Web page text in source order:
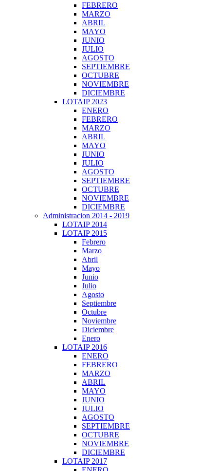
FEBRERO
MARZO
ABRIL
MAYO
JUNIO
JULIO
AGOSTO
SEPTIEMBRE
OCTUBRE
NOVIEMBRE
DICIEMBRE
LOTAIP 2023
ENERO
FEBRERO
MARZO
ABRIL
MAYO
JUNIO
JULIO
AGOSTO
SEPTIEMBRE
OCTUBRE
NOVIEMBRE
DICIEMBRE
Administracion 2014 - 2019
LOTAIP 2014
LOTAIP 2015
Febrero
Marzo
Abril
Mayo
Junio
Julio
Agosto
Septiembre
Octubre
Noviembre
Diciembre
Enero
LOTAIP 2016
ENERO
FEBRERO
MARZO
ABRIL
MAYO
JUNIO
JULIO
AGOSTO
SEPTIEMBRE
OCTUBRE
NOVIEMBRE
DICIEMBRE
LOTAIP 2017